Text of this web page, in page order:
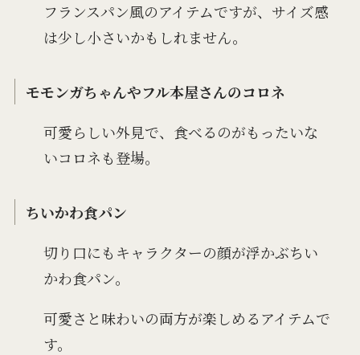
フランスパン風のアイテムですが、サイズ感
は少し小さいかもしれません。
モモンガちゃんやフル本屋さんのコロネ
可愛らしい外見で、食べるのがもったいな
いコロネも登場。
ちいかわ食パン
切り口にもキャラクターの顔が浮かぶちい
かわ食パン。
可愛さと味わいの両方が楽しめるアイテムで
す。